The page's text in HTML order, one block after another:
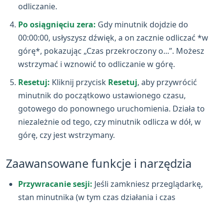
odliczanie.
Po osiągnięciu zera: Gdy minutnik dojdzie do
00:00:00, usłyszysz dźwięk, a on zacznie odliczać *w
górę*, pokazując „Czas przekroczony o...”. Możesz
wstrzymać i wznowić to odliczanie w górę.
Resetuj: Kliknij przycisk Resetuj, aby przywrócić
minutnik do początkowo ustawionego czasu,
gotowego do ponownego uruchomienia. Działa to
niezależnie od tego, czy minutnik odlicza w dół, w
górę, czy jest wstrzymany.
Zaawansowane funkcje i narzędzia
Przywracanie sesji: Jeśli zamkniesz przeglądarkę,
stan minutnika (w tym czas działania i czas